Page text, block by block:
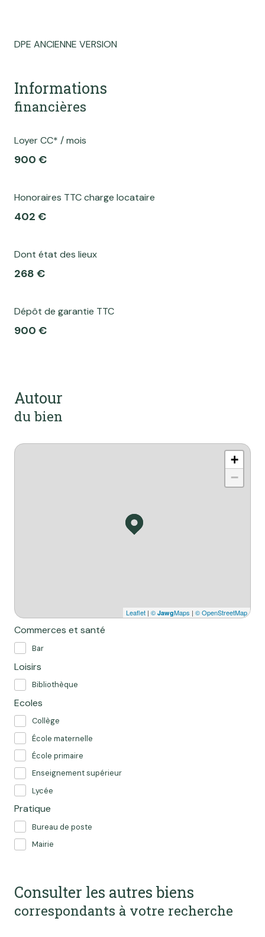
DPE ANCIENNE VERSION
Informations
financières
Loyer CC* / mois
900 €
Honoraires TTC charge locataire
402 €
Dont état des lieux
268 €
Dépôt de garantie TTC
900 €
Autour
du bien
+
−
Leaflet | © JawgMaps | © OpenStreetMap
Commerces et santé
Bar
Loisirs
Bibliothèque
Ecoles
Collège
École maternelle
École primaire
Enseignement supérieur
Lycée
Pratique
Bureau de poste
Mairie
Consulter les autres biens
correspondants à votre recherche